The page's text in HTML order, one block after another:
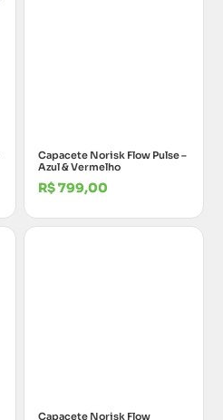
Capacete Norisk Flow Pulse –
Azul & Vermelho
R$799,00
Capacete Norisk Flow